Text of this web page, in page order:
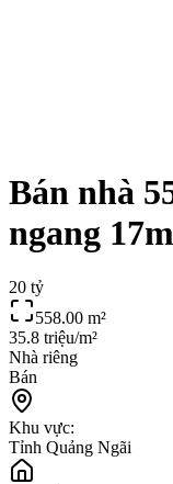
Bán nhà
ngang
20 tỷ
558.00 m²
35.8 triệu/m²
Nhà riêng
Bán
Khu vực:
Tỉnh Quảng Ngãi